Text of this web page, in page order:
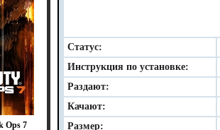
Ops 7
Статус:
Инструкция по установке:
Раздают:
Качают:
Размер: